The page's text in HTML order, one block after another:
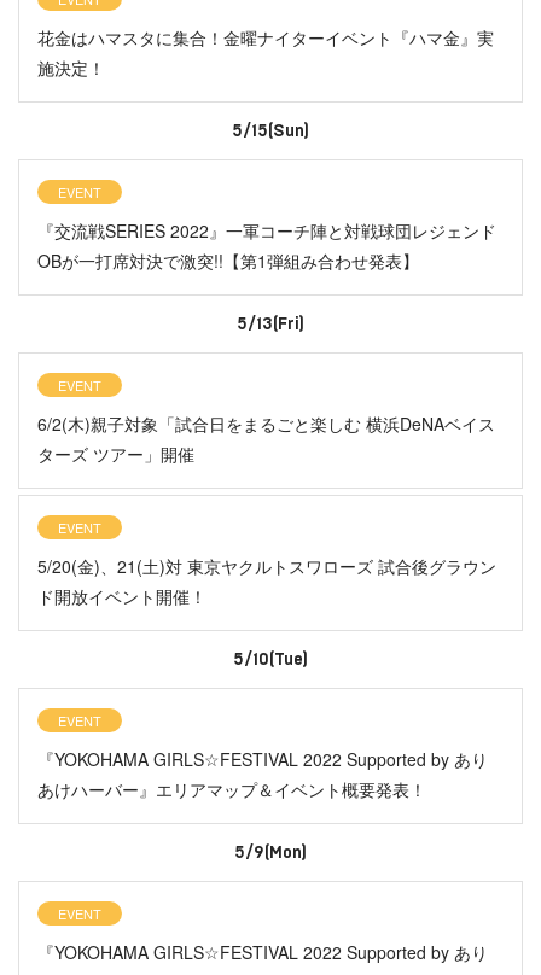
花金はハマスタに集合！金曜ナイターイベント『ハマ金』実
施決定！
5/15(Sun)
EVENT
『交流戦SERIES 2022』一軍コーチ陣と対戦球団レジェンド
OBが一打席対決で激突!!【第1弾組み合わせ発表】
5/13(Fri)
EVENT
6/2(木)親子対象「試合日をまるごと楽しむ 横浜DeNAベイス
ターズ ツアー」開催
EVENT
5/20(金)、21(土)対 東京ヤクルトスワローズ 試合後グラウン
ド開放イベント開催！
5/10(Tue)
EVENT
『YOKOHAMA GIRLS☆FESTIVAL 2022 Supported by あり
あけハーバー』エリアマップ＆イベント概要発表！
5/9(Mon)
EVENT
『YOKOHAMA GIRLS☆FESTIVAL 2022 Supported by あり